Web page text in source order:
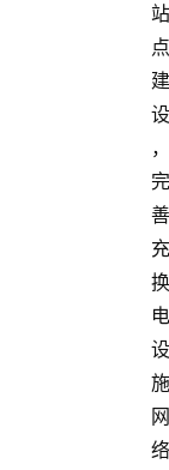
站
点
建
设
，
完
善
充
换
电
设
施
网
络